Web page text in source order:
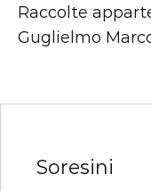
Raccolte
Guglielmo
Soresini